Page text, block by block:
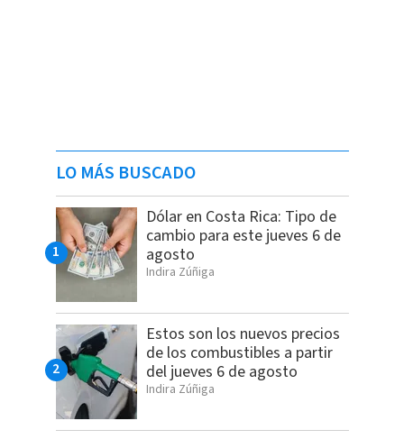
LO MÁS BUSCADO
Dólar en Costa Rica: Tipo de
cambio para este jueves 6 de
agosto
Indira Zúñiga
Estos son los nuevos precios
de los combustibles a partir
del jueves 6 de agosto
Indira Zúñiga